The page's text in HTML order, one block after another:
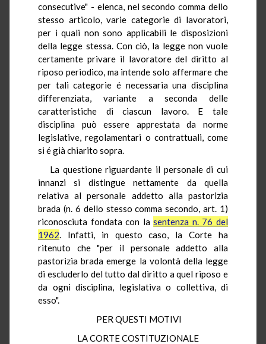
consecutive" - elenca, nel secondo comma dello
stesso articolo, varie categorie di lavoratori,
per i quali non sono applicabili le disposizioni
della legge stessa. Con ciò, la legge non vuole
certamente privare il lavoratore del diritto al
riposo periodico, ma intende solo affermare che
per tali categorie é necessaria una disciplina
differenziata, variante a seconda delle
caratteristiche di ciascun lavoro. E tale
disciplina può essere apprestata da norme
legislative, regolamentari o contrattuali, come
si é già chiarito sopra.
La questione riguardante il personale di cui
innanzi si distingue nettamente da quella
relativa al personale addetto alla pastorizia
brada (n. 6 dello stesso comma secondo, art. 1)
riconosciuta fondata con lasentenza n. 76 del
1962. Infatti, in questo caso, la Corte ha
ritenuto che "per il personale addetto alla
pastorizia brada emerge la volontà della legge
di escluderlo del tutto dal diritto a quel riposo e
da ogni disciplina, legislativa o collettiva, di
esso".
PER QUESTI MOTIVI
LA CORTE COSTITUZIONALE